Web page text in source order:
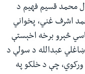
محمد قسیم فهیم د
اشرف غني، پخواني
څېرو برخه اخېستې
عبدالله د سولې د
ورکوي، چې د خلکو په